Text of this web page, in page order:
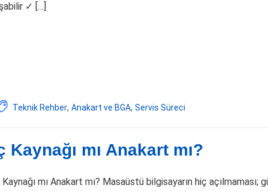
✓ […]
Teknik Rehber, Anakart ve BGA, Servis Süreci
mı Anakart mı?
mı Anakart mı? Masaüstü bilgisayarın hiç açılmaması;